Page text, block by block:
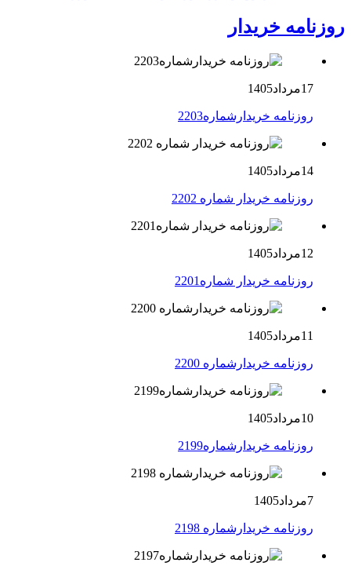
روزنامه خریدار
17مرداد1405
روزنامه خریدارشماره2203
14مرداد1405
روزنامه خریدار شماره 2202
12مرداد1405
روزنامه خریدار شماره2201
11مرداد1405
روزنامه خریدارشماره 2200
10مرداد1405
روزنامه خریدارشماره2199
7مرداد1405
روزنامه خریدارشماره 2198